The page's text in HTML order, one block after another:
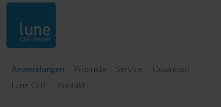
Anwendungen Produkte Service
Download
Lune CHF
Kontakt